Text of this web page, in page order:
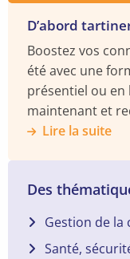
D’abord
Boostez vos
été avec une
présentiel ou en
maintenant et
enceinte BOSE
Lire la suite
Des
Gestion de la
Santé,